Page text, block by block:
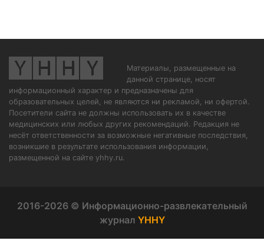
Материалы, размещенные на
данной странице, носят
информационный характер и предназначены для
образовательных целей, не являются ни рекламой, ни офертой.
Посетители сайта не должны использовать их в качестве
медицинских или любых других рекомендаций. Редакция не
несёт ответственности за возможные негативные последствия,
возникшие в результате использования информации,
размещенной на сайте yhhy.ru.
2016-2026 © Информационно-развлекательный
журнал YHHY